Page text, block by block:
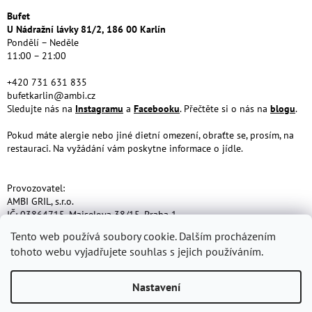
Tento web používá soubory cookie. Dalším procházením
tohoto webu vyjadřujete souhlas s jejich používáním.
Nastavení
Bufet
U Nádražní lávky 81/2, 186 00 Karlín
Pondělí – Neděle
11:00 – 21:00
+420 731 631 835
bufetkarlin@ambi.cz
Sledujte nás na Instagramu a Facebooku. Přečtěte si o nás na blogu.
Pokud máte alergie nebo jiné dietní omezení, obraťte se, prosím, na
restauraci. Na vyžádání vám poskytne informace o jídle.
Provozovatel:
AMBI GRIL, s.r.o.
IČ: 03864715, Maiselova 38/15, Praha 1
Vytvořil Shoptet